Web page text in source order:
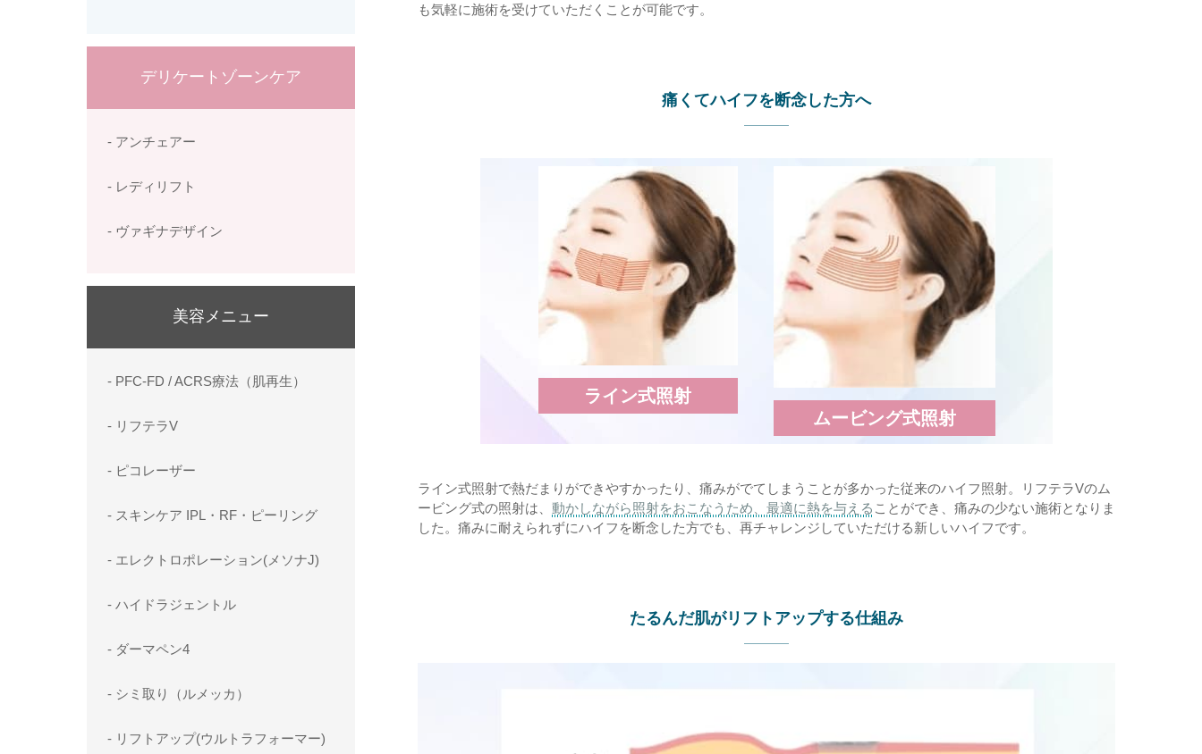
も気軽に施術を受けていただくことが可能です。
痛くてハイフを断念した方へ
ライン式照射
ムービング式照射
ライン式照射で熱だまりができやすかったり、痛みがでてしまうことが多かった従来のハイフ照射。リフテラVのム
ービング式の照射は、 動かしながら照射をおこなうため、最適に熱を与える ことができ、痛みの少ない施術となりま
した。痛みに耐えられずにハイフを断念した方でも、再チャレンジしていただける新しいハイフです。
たるんだ肌がリフトアップする仕組み
デリケートゾーンケア
- アンチェアー
- レディリフト
- ヴァギナデザイン
美容メニュー
- PFC-FD / ACRS療法（肌再生）
- リフテラV
- ピコレーザー
- スキンケア IPL・RF・ピーリング
- エレクトロポレーション(メソナJ)
- ハイドラジェントル
- ダーマペン4
- シミ取り（ルメッカ）
- リフトアップ(ウルトラフォーマー)